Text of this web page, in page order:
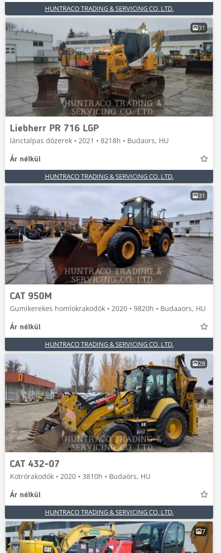
HUNTRACO TRADING & SERVICING CO. LTD.
31
Liebherr PR 716 LGP
lánctalpas dózerek • 2021 • 8218h • Budaors, HU
Ár nélkül
HUNTRACO TRADING & SERVICING CO. LTD.
31
CAT 950M
Gumikerekes homlokrakodók • 2020 • 9820h • Budaaors, HU
Ár nélkül
HUNTRACO TRADING & SERVICING CO. LTD.
28
CAT 432-07
Kotrórakodók • 2020 • 3810h • Budaörs, HU
Ár nélkül
HUNTRACO TRADING & SERVICING CO. LTD.
7